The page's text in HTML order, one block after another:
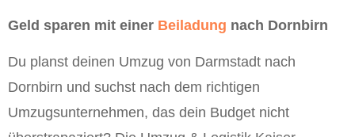
Geld sparen mit einer Beiladung nach Dornbirn
Du planst deinen Umzug von Darmstadt nach
Dornbirn und suchst nach dem richtigen
Umzugsunternehmen, das dein Budget nicht